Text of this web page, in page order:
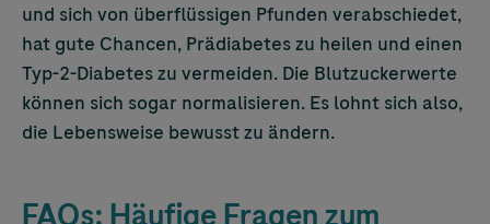
und sich von überflüssigen Pfunden verabschiedet,
hat gute Chancen, Prädiabetes zu heilen und einen
Typ-2-Diabetes zu vermeiden. Die Blutzuckerwerte
können sich sogar normalisieren. Es lohnt sich also,
die Lebensweise bewusst zu ändern.